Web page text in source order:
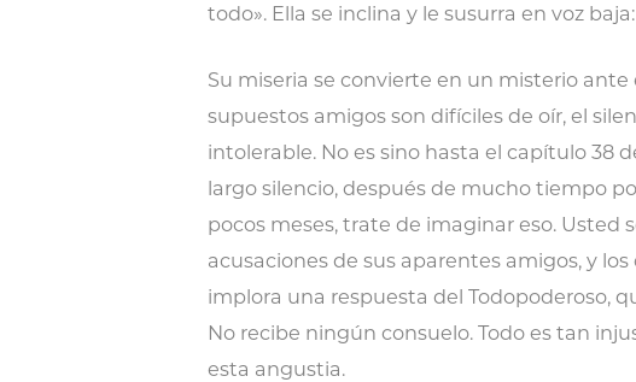
todo». Ella se inclina y le susurra en voz
Su miseria se convierte en un misterio ante
supuestos amigos son difíciles de oír, el
intolerable. No es sino hasta el capítulo 38
largo silencio, después de mucho tiempo
pocos meses, trate de imaginar eso. Usted
acusaciones de sus aparentes amigos, y
implora una respuesta del Todopoderoso,
No recibe ningún consuelo. Todo es tan
esta angustia.